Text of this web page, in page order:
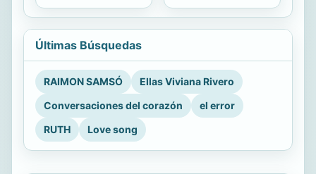
Últimas Búsquedas
RAIMON SAMSÓ
Ellas Viviana Rivero
Conversaciones del corazón
el error
RUTH
Love song